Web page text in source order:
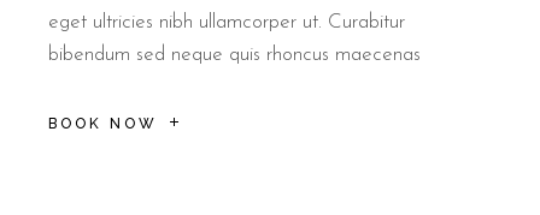
eget ultricies nibh ullamcorper ut. Curabitur
bibendum sed neque quis rhoncus maecenas
BOOK NOW